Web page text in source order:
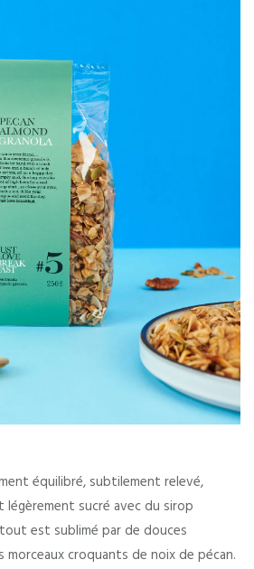
équilibré, subtilement relevé,
sucré avec du sirop
est sublimé par de douces
croquants de noix de pécan.